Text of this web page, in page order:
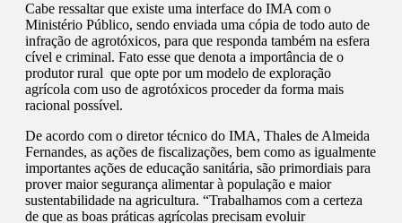
Cabe ressaltar que existe uma interface do IMA com o
Ministério Público, sendo enviada uma cópia de todo auto de
infração de agrotóxicos, para que responda também na esfera
cível e criminal. Fato esse que denota a importância de o
produtor rural que opte por um modelo de exploração
agrícola com uso de agrotóxicos proceder da forma mais
racional possível.
De acordo com o diretor técnico do IMA, Thales de Almeida
Fernandes, as ações de fiscalizações, bem como as igualmente
importantes ações de educação sanitária, são primordiais para
prover maior segurança alimentar à população e maior
sustentabilidade na agricultura. “Trabalhamos com a certeza
de que as boas práticas agrícolas precisam evoluir